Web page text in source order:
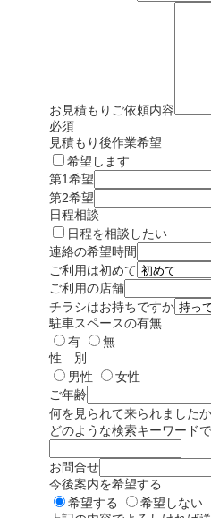
お見積もりご依頼内容
必須
見積もり後作業希望
希望します
第1希望
第2希望
日程相談
日程を相談したい
連絡の希望時間
ご利用は初めて
ご利用の店舗
チラシはお持ちですか
駐車スペースの有無
有
無
性 別
男性
女性
ご年齢
何を見られて来られましたか
どのような検索キーワード
お問合せ
今後案内を希望する
希望する
希望しない